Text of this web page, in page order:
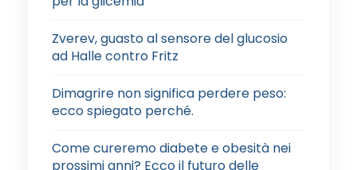
Zverev, guasto al sensore del glucosio
ad Halle contro Fritz
Dimagrire non significa perdere peso:
ecco spiegato perché.
Come cureremo diabete e obesità nei
prossimi anni? Ecco il futuro delle